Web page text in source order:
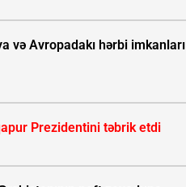
və Avropadakı hərbi imkanları
Prezidentini təbrik etdi